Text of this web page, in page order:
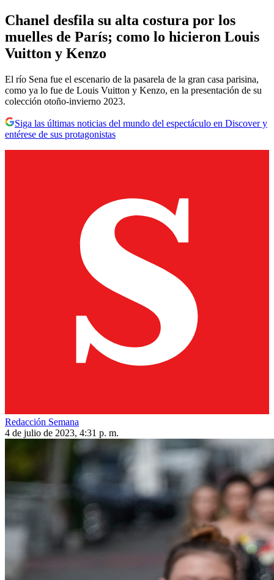
Chanel desfila su alta costura por los
muelles de París; como lo hicieron Louis
Vuitton y Kenzo
El río Sena fue el escenario de la pasarela de la gran casa parisina,
como ya lo fue de Louis Vuitton y Kenzo, en la presentación de su
colección otoño-invierno 2023.
Siga las últimas noticias del mundo del espectáculo en Discover y
entérese de sus protagonistas
Redacción Semana
4 de julio de 2023, 4:31 p. m.